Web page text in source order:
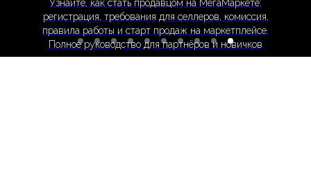
Узнайте, как стать продавцом на МегаМаркете:
регистрация, требования для селлеров, комиссия,
правила работы и старт продаж на маркетплейсе.
Полное руководство для партнёров и новичков